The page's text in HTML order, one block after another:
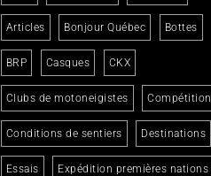
Articles Bonjour Québec Bottes
BRP Casques CKX
Clubs de motoneigistes Compétition
Conditions de sentiers Destinations
Essais Expédition premières nations